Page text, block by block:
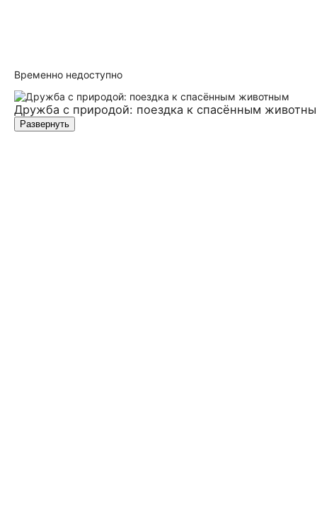
Временно недоступно
Дружба с природой: поездка к спасённым
Развернуть